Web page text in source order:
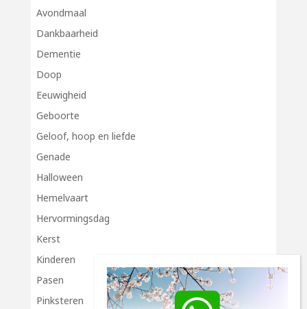
Avondmaal
Dankbaarheid
Dementie
Doop
Eeuwigheid
Geboorte
Geloof, hoop en liefde
Genade
Halloween
Hemelvaart
Hervormingsdag
Kerst
Kinderen
Pasen
Pinksteren